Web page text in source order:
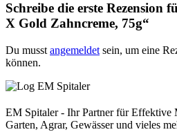
Schreibe die erste
X Gold Zahncreme, 75g“
Du musst angemeldet sein, um eine
können.
EM Spitaler - Ihr Partner für Effektive
Garten, Agrar, Gewässer und vieles